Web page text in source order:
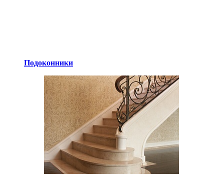
Подоконники